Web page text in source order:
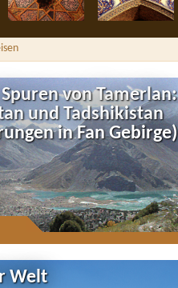
von Tamerlan:
und Tadshikistan
in Fan Gebirge)
Welt